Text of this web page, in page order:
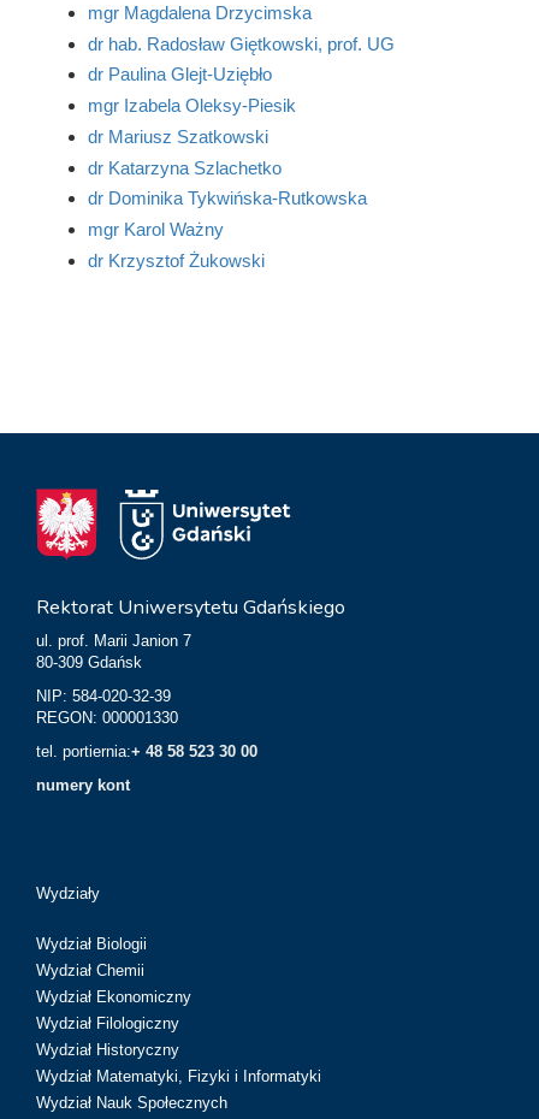
mgr Magdalena Drzycimska
dr hab. Radosław Giętkowski, prof. UG
dr Paulina Glejt-Uziębło
mgr Izabela Oleksy-Piesik
dr Mariusz Szatkowski
dr Katarzyna Szlachetko
dr Dominika Tykwińska-Rutkowska
mgr Karol Ważny
dr Krzysztof Żukowski
Rektorat Uniwersytetu Gdańskiego
ul. prof. Marii Janion 7
80-309 Gdańsk
NIP: 584-020-32-39
REGON: 000001330
tel. portiernia:+ 48 58 523 30 00
numery kont
Wydziały
Wydział Biologii
Wydział Chemii
Wydział Ekonomiczny
Wydział Filologiczny
Wydział Historyczny
Wydział Matematyki, Fizyki i Informatyki
Wydział Nauk Społecznych